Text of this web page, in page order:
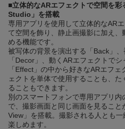
■立体的なARエフェクトで空間を
Studio」を搭載
専用アプリを使用して立体的なAR
て空間を飾り、静止画撮影に加え
める機能です。
被写体の背景を演出する「Back」
「Decor」、動くARエフェクトで
「Effect」の中から好きなARエフ
ェクトを単体で使用することも、
ることもできます。
別のスマートフォンで専用アプリ内
で、撮影画面と同じ画面を見るこ
View」を搭載。撮影される人とも
楽しめます。